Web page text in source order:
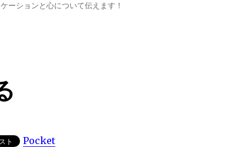
ーションと心について伝えます！
Pocket